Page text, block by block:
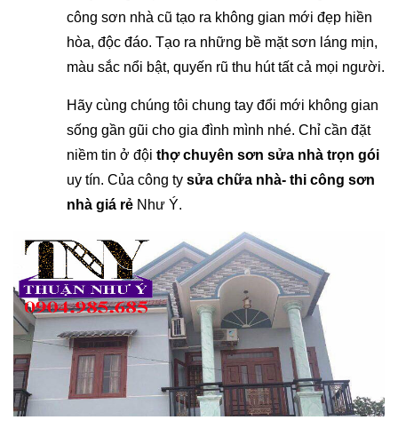
công sơn nhà cũ tạo ra không gian mới đẹp hiền
hòa, độc đáo. Tạo ra những bề mặt sơn láng mịn,
màu sắc nổi bật, quyến rũ thu hút tất cả mọi người.
Hãy cùng chúng tôi chung tay đổi mới không gian
sống gần gũi cho gia đình mình nhé. Chỉ cần đặt
niềm tin ở đội thợ chuyên sơn sửa nhà trọn gói
uy tín. Của công ty sửa chữa nhà- thi công sơn
nhà giá rẻ Như Ý.